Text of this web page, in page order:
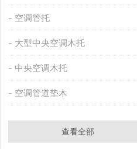
空调管托
大型中央空调木托
中央空调木托
空调管道垫木
查看全部